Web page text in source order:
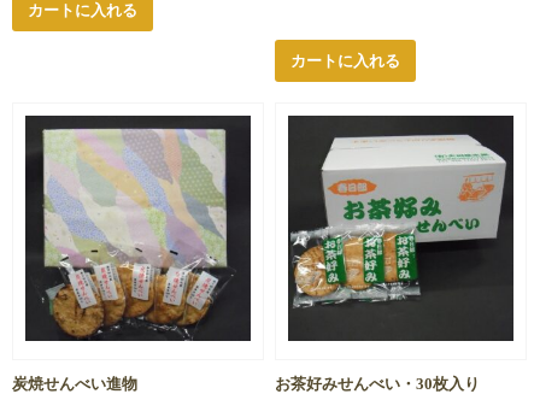
カートに入れる
カートに入れる
炭焼せんべい進物 お茶好みせんべい・30枚入り